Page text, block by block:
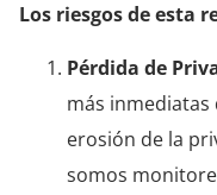
Los riesgos de esta
Pérdida de
más inmediatas
erosión de la
somos